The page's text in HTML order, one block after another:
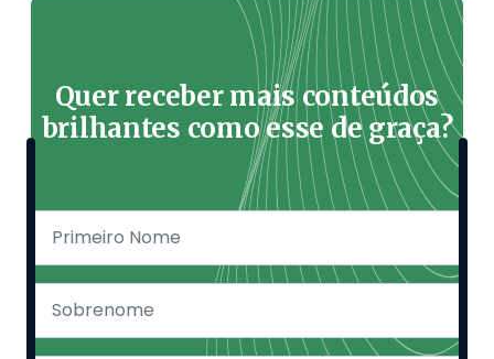
Quer receber mais conteúdos
brilhantes como esse de graça?